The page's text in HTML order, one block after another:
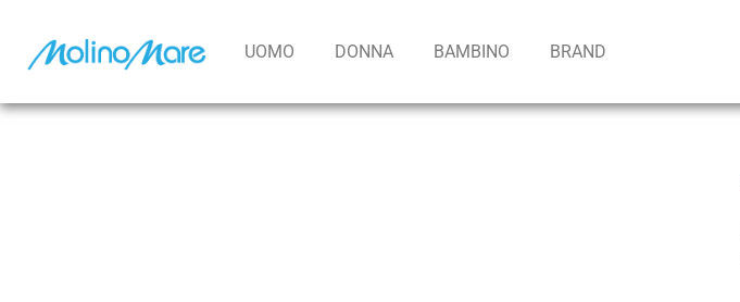
UOMO DONNA BAMBINO BRAND